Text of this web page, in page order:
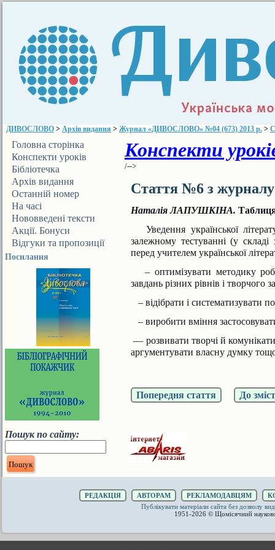
ДИВОСЛОВО > Архів видання > Журнал «ДИВОСЛОВО» №04 (673) 2013 р. >
Головна сторінка
Конспекти уроків
Бібліотечка
ДИВОСЛОВА
Архів видання
Останній номер
На часі
Нововведені тексти
Акції. Бонуси
Відгуки та пропозиції
Посилання
Пошук по сайту:
Конспекти
/-->
Стаття №6 з
Наталія ЛАПУШКІНА.
Уведення української
залежному тестуванні (у складі
перед учителем української
– оптимізувати методику
завдань різних рівнів і творчого
– відібрати і систематизувати
– виробити вміння
— розвивати творчі й
аргументувати власну думку
Попередня стаття До
РЕДАКЦІЯ АВТОРАМ РЕКЛАМОДАВЦЯМ
Публікувати матеріали сайта без дозволу
1951-2026 © Щомісячний